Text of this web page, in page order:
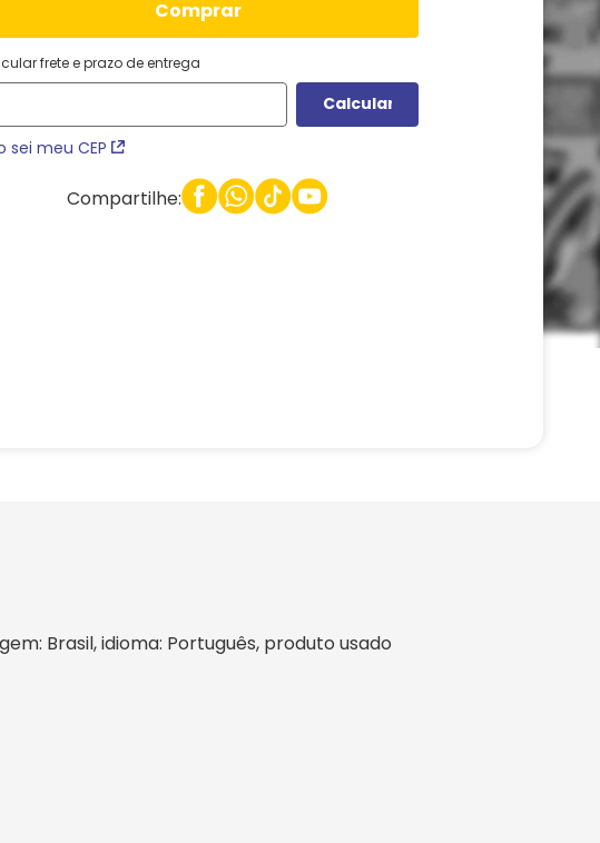
comprar
frete e prazo de entrega
sei meu CEP
Compartilhe:
Brasil, idioma: Português, produto usado